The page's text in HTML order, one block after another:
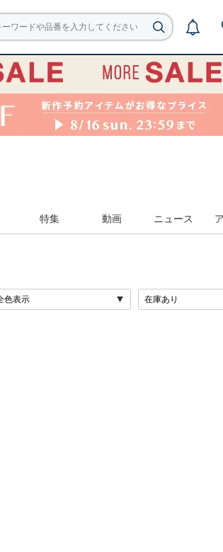
特集 動画 ニュース